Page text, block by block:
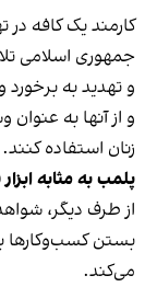
کارمند یک کافه در
جمهوری اسلامی
و تهدید به برخورد
و از آنها به
زنان استفاده کنند.
پلمب به مثابه
از طرف دیگر،
بستن کسب‌وکارها
می‌کند.